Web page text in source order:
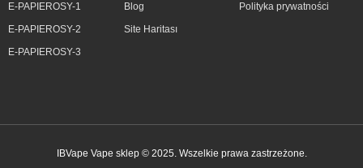
E-PAPIEROSY-1
E-PAPIEROSY-2
E-PAPIEROSY-3
Blog
Site Haritası
Polityka prywatności
IBVape Vape sklep © 2025. Wszelkie prawa zastrzeżone.